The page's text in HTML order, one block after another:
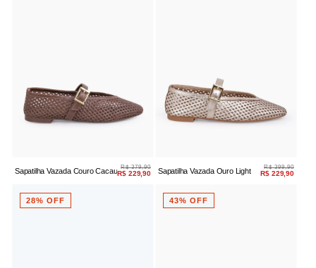
Sapatilha Vazada Couro Cacau R$ 379,90
R$ 229,90 Sapatilha Vazada Ouro Light R$ 399,90
R$ 229,90
28% OFF 43% OFF